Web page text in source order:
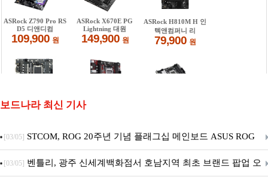
보드나라 최신 기사
[03/05] STCOM, ROG 20주년 기념 플래그십 메인보드 ASUS ROG
Crosshair X870E EDITION 20 국내 출시 예정
[03/05] 벤틀리, 광주 신세계백화점서 호남지역 최초 브랜드 팝업 오